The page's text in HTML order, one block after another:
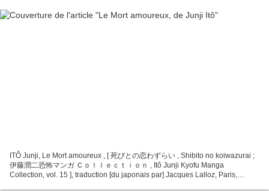
ITÔ Junji, Le Mort amoureux , [ 死びとの恋わずらい , Shibito no koiwazurai ;
伊藤潤二恐怖マンガ Ｃｏｌｌｅｃｔｉｏｎ , Itô Junji Kyofu Manga
Collection, vol. 15 ], traduction [du japonais par] Jacques Lalloz, Paris,